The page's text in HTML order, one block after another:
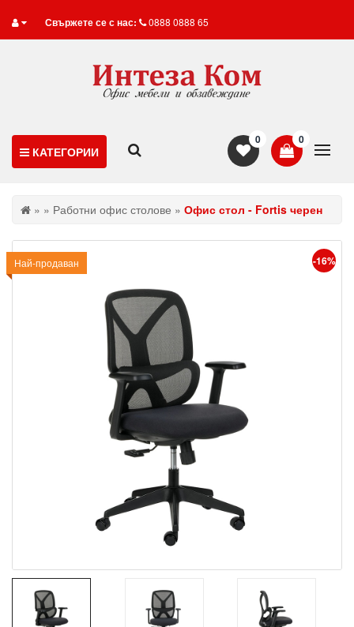
Свържете се с нас: 0888 0888 65
КАТЕГОРИИ
0
0
» » Работни офис столове » Офис стол - Fortis черен
Промо
Най-продаван -16%